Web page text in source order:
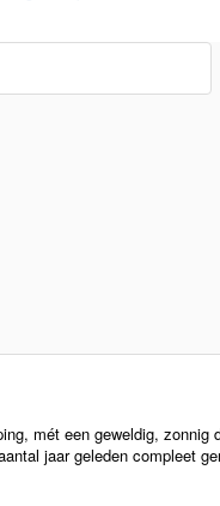
mét een geweldig, zonnig
jaar geleden compleet